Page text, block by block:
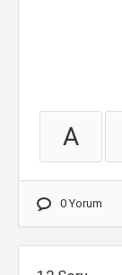
A
0 Yorum